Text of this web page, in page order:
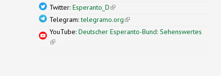
Twitter: Esperanto_D(link is external)
Telegram:telegramo.org(link is external)
YouTube: Deutscher Esperanto-Bund: Sehenswertes
(link is external)